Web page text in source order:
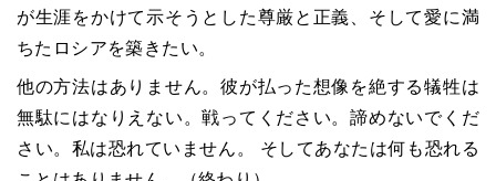
が生涯をかけて示そうとした尊厳と正義、そして愛に満
ちたロシアを築きたい。
他の方法はありません。彼が払った想像を絶する犠牲は
無駄にはなりえない。戦ってください。諦めないでくだ
さい。私は恐れていません。 そしてあなたは何も恐れる